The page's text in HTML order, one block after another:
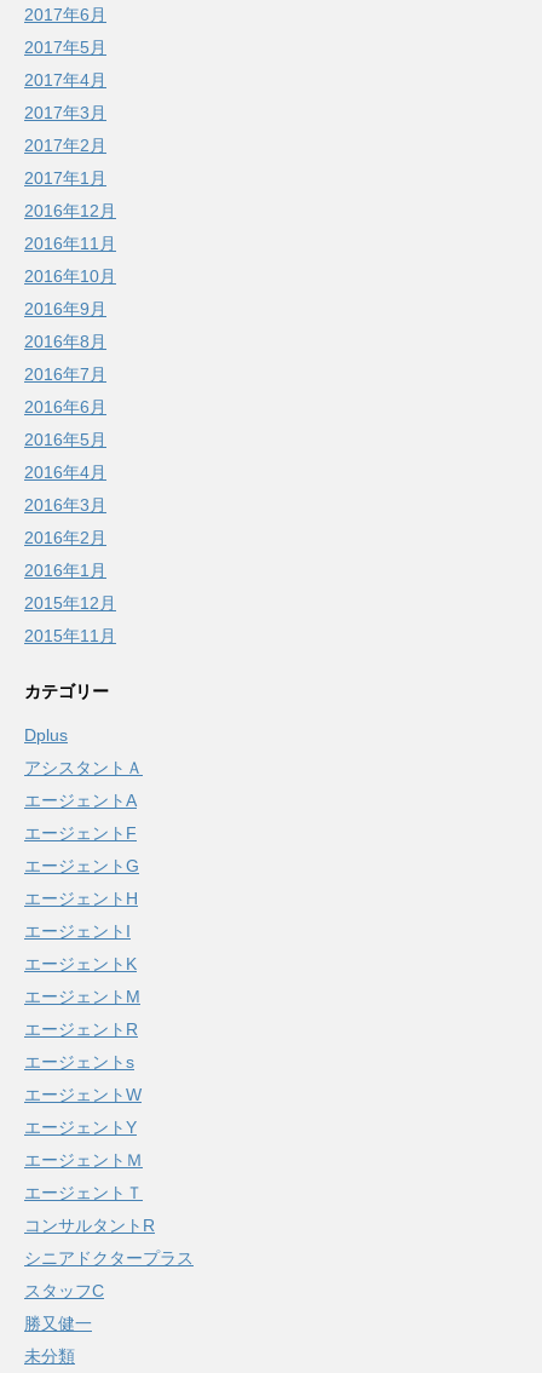
2017年6月
2017年5月
2017年4月
2017年3月
2017年2月
2017年1月
2016年12月
2016年11月
2016年10月
2016年9月
2016年8月
2016年7月
2016年6月
2016年5月
2016年4月
2016年3月
2016年2月
2016年1月
2015年12月
2015年11月
カテゴリー
Dplus
アシスタントＡ
エージェントA
エージェントF
エージェントG
エージェントH
エージェントI
エージェントK
エージェントM
エージェントR
エージェントs
エージェントW
エージェントY
エージェントＭ
エージェントＴ
コンサルタントR
シニアドクタープラス
スタッフC
勝又健一
未分類